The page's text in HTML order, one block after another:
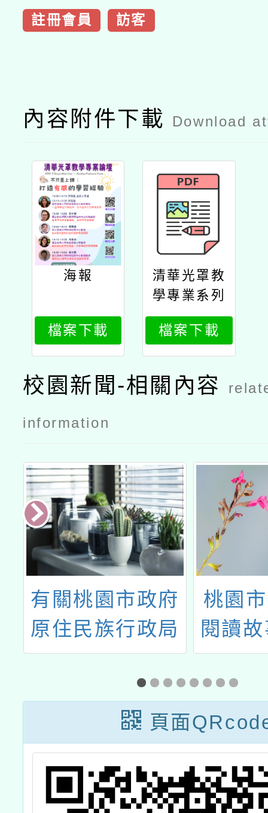
註冊會員 訪客
內容附件下載 Download
海報
檔案下載
清華光罩教
學專業系列
論壇
（三）：不
只是上課：
打造有感的
學習經驗公
檔案下載
校園新聞-相關內容
information
桃園市113年度
閱讀故事志工培
訓實施計畫一案
「
慧
習」
頁面